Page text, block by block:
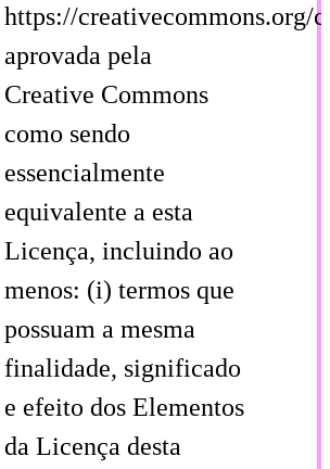
https://creativecommons.org/
aprovada pela
Creative Commons
como sendo
essencialmente
equivalente a esta
Licença, incluindo ao
menos: (i) termos que
possuam a mesma
finalidade, significado
e efeito dos Elementos
da Licença desta